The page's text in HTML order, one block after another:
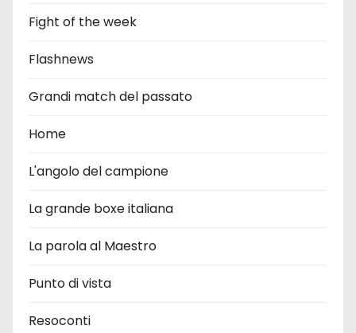
Fight of the week
Flashnews
Grandi match del passato
Home
L'angolo del campione
La grande boxe italiana
La parola al Maestro
Punto di vista
Resoconti